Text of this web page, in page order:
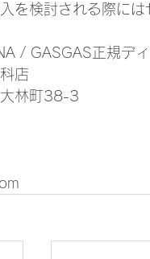
を検討される際に
/ GASGAS正規デ
店
林町38-3